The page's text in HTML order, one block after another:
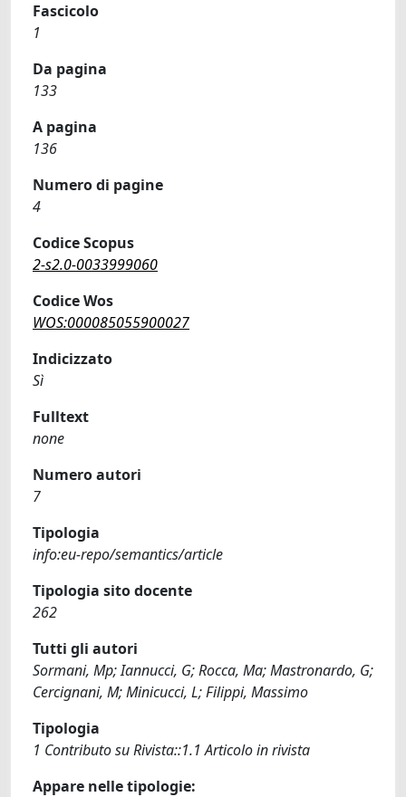
Fascicolo
1
Da pagina
133
A pagina
136
Numero di pagine
4
Codice Scopus
2-s2.0-0033999060
Codice Wos
WOS:000085055900027
Indicizzato
Sì
Fulltext
none
Numero autori
7
Tipologia
info:eu-repo/semantics/article
Tipologia sito docente
262
Tutti gli autori
Sormani, Mp; Iannucci, G; Rocca, Ma; Mastronardo, G;
Cercignani, M; Minicucci, L; Filippi, Massimo
Tipologia
1 Contributo su Rivista::1.1 Articolo in rivista
Appare nelle tipologie: